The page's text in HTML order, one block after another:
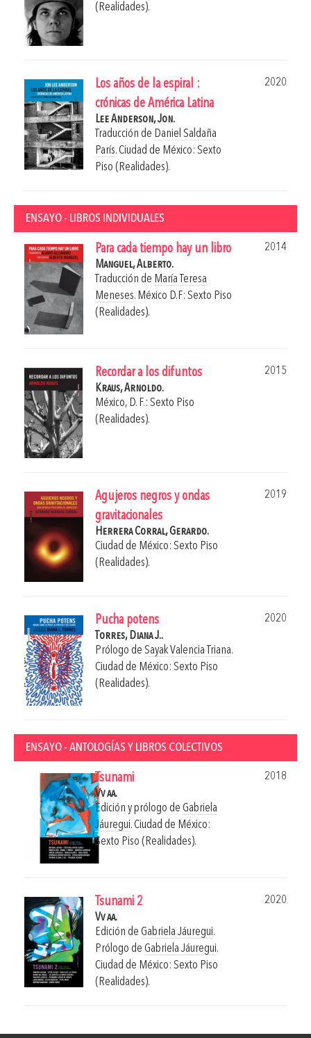
(Realidades).
Los años de la espiral :
crónicas de América Latina
2020
Lee Anderson, Jon.
Traducción de Daniel Saldaña
París.Ciudad de México: Sexto
Piso (Realidades).
ENSAYO - LIBROS INDIVIDUALES
Para cada tiempo hay un libro
2014
Manguel, Alberto.
Traducción de María Teresa
Meneses. México D.F: Sexto Piso
(Realidades).
Recordar a los difuntos
2015
Kraus, Arnoldo.
México, D. F.: Sexto Piso
(Realidades).
Agujeros negros y ondas
gravitacionales
2019
Herrera Corral, Gerardo.
Ciudad de México: Sexto Piso
(Realidades).
Pucha potens
2020
Torres, Diana J..
Prólogo de Sayak Valencia Triana.
Ciudad de México: Sexto Piso
(Realidades).
ENSAYO - ANTOLOGÍAS Y LIBROS COLECTIVOS
Tsunami
2018
Vv aa.
Edición y prólogo de Gabriela
Jáuregui.Ciudad de México:
Sexto Piso (Realidades).
Tsunami 2
2020
Vv aa.
Edición de Gabriela Jáuregui.
Prólogo de Gabriela Jáuregui.
Ciudad de México: Sexto Piso
(Realidades).